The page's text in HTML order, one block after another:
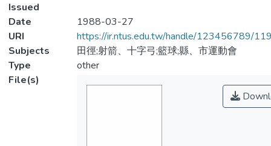
Issued
Date
1988-03-27
URI
https://ir.ntus.edu.tw/handle/123456789/
Subjects
田徑;射箭、十字弓;籃球;縣、市運動會
Type
other
File(s)